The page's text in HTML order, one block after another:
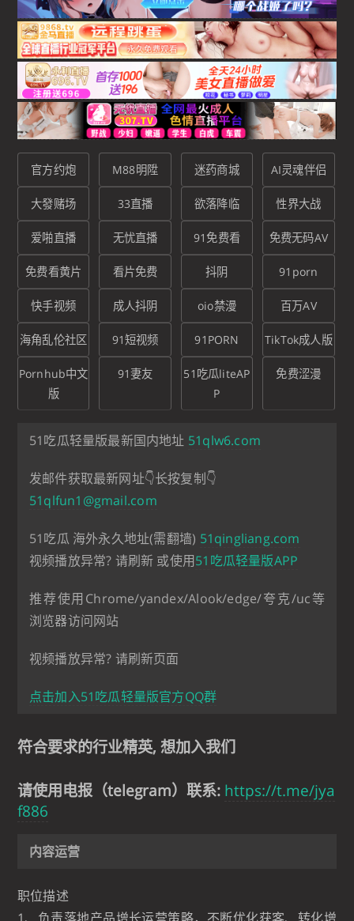
官方约炮 M88明陞 迷药商城 AI灵魂伴侣
大發赌场 33直播 欲落降临 性界大战
爱啪直播 无忧直播 91免费看 免费无码AV
免费看黄片 看片免费 抖阴 91porn
快手视频 成人抖阴 oio禁漫 百万AV
海角乱伦社区 91短视频 91PORN TikTok成人版
Pornhub中文
版
91妻友
51吃瓜liteAP
P
免费涩漫
51吃瓜轻量版最新国内地址 51qlw6.com
发邮件获取最新网址👇长按复制👇
51qlfun1@gmail.com
51吃瓜 海外永久地址(需翻墙) 51qingliang.com
视频播放异常? 请刷新 或使用51吃瓜轻量版APP
推荐使用Chrome/yandex/Alook/edge/夸克/uc等
浏览器访问网站
视频播放异常? 请刷新页面
点击加入51吃瓜轻量版官方QQ群
符合要求的行业精英, 想加入我们
请使用电报（telegram）联系: https://t.me/jya
f886
内容运营
职位描述
1、负责落地产品增长运营策略，不断优化获客、转化增